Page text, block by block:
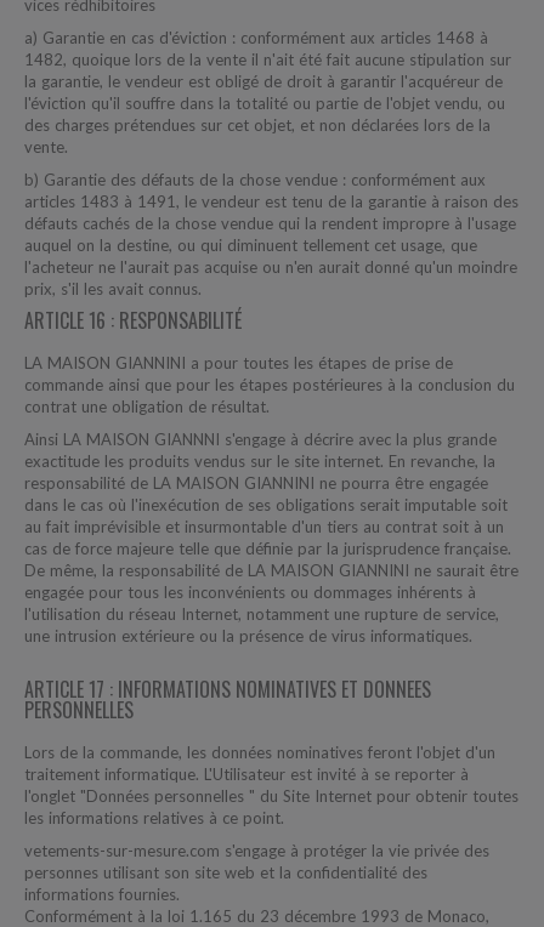
vices rédhibitoires
a) Garantie en cas d'éviction : conformément aux articles 1468 à
1482, quoique lors de la vente il n'ait été fait aucune stipulation sur
la garantie, le vendeur est obligé de droit à garantir l'acquéreur de
l'éviction qu'il souffre dans la totalité ou partie de l'objet vendu, ou
des charges prétendues sur cet objet, et non déclarées lors de la
vente.
b) Garantie des défauts de la chose vendue : conformément aux
articles 1483 à 1491, le vendeur est tenu de la garantie à raison des
défauts cachés de la chose vendue qui la rendent impropre à l'usage
auquel on la destine, ou qui diminuent tellement cet usage, que
l'acheteur ne l'aurait pas acquise ou n'en aurait donné qu'un moindre
prix, s'il les avait connus.
ARTICLE 16 : RESPONSABILITÉ
LA MAISON GIANNINI a pour toutes les étapes de prise de
commande ainsi que pour les étapes postérieures à la conclusion du
contrat une obligation de résultat.
Ainsi LA MAISON GIANNNI s'engage à décrire avec la plus grande
exactitude les produits vendus sur le site internet. En revanche, la
responsabilité de LA MAISON GIANNINI ne pourra être engagée
dans le cas où l'inexécution de ses obligations serait imputable soit
au fait imprévisible et insurmontable d'un tiers au contrat soit à un
cas de force majeure telle que définie par la jurisprudence française.
De même, la responsabilité de LA MAISON GIANNINI ne saurait être
engagée pour tous les inconvénients ou dommages inhérents à
l'utilisation du réseau Internet, notamment une rupture de service,
une intrusion extérieure ou la présence de virus informatiques.
ARTICLE 17 : INFORMATIONS NOMINATIVES ET DONNEES
PERSONNELLES
Lors de la commande, les données nominatives feront l'objet d'un
traitement informatique. L'Utilisateur est invité à se reporter à
l'onglet "Données personnelles " du Site Internet pour obtenir toutes
les informations relatives à ce point.
vetements-sur-mesure.com s'engage à protéger la vie privée des
personnes utilisant son site web et la confidentialité des
informations fournies.
Conformément à la loi 1.165 du 23 décembre 1993 de Monaco,